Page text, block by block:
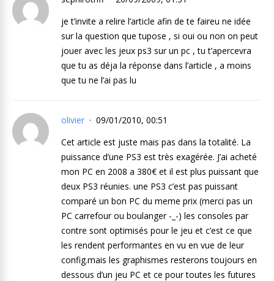
je t’invite a relire l’article afin de te faireu ne idée
sur la question que tupose , si oui ou non on peut
jouer avec les jeux ps3 sur un pc , tu t’apercevra
que tu as déja la réponse dans l’article , a moins
que tu ne l’ai pas lu
olivier
09/01/2010, 00:51
Cet article est juste mais pas dans la totalité. La
puissance d’une PS3 est très exagérée. J’ai acheté
mon PC en 2008 a 380€ et il est plus puissant que
deux PS3 réunies. une PS3 c’est pas puissant
comparé un bon PC du meme prix (merci pas un
PC carrefour ou boulanger -_-) les consoles par
contre sont optimisés pour le jeu et c’est ce que
les rendent performantes en vu en vue de leur
config.mais les graphismes resterons toujours en
dessous d’un jeu PC et ce pour toutes les futures